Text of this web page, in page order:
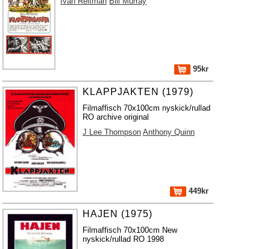
95kr
KLAPPJAKTEN (1979)
Filmaffisch 70x100cm nyskick/rullad
RO archive original
J Lee Thompson Anthony Quinn
449kr
HAJEN (1975)
Filmaffisch 70x100cm New
nyskick/rullad RO 1998